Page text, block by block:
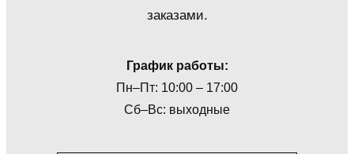
заказами.
График работы:
Пн–Пт: 10:00 – 17:00
Сб–Вс: выходные